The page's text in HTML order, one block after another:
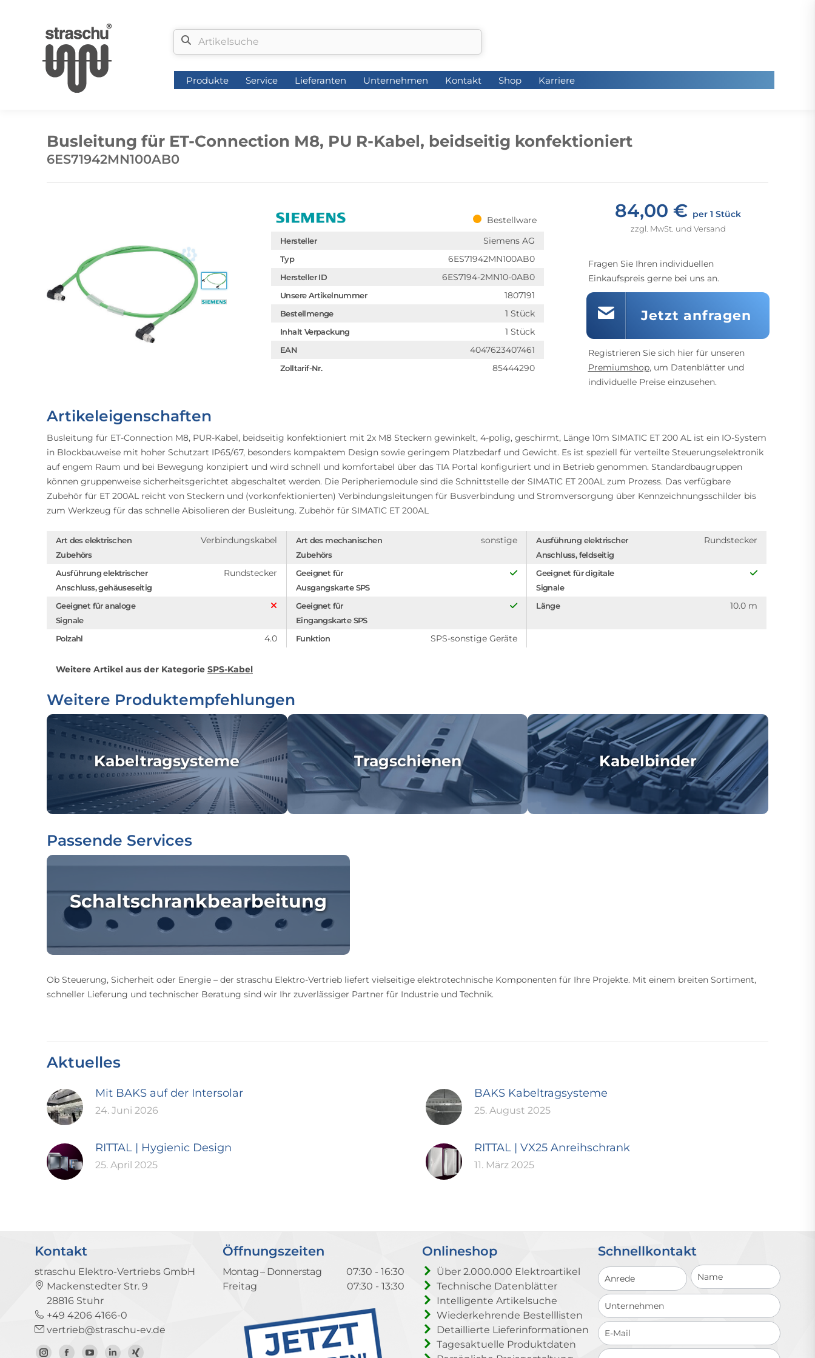
Produkte Service Lieferanten Unternehmen Kontakt Shop Karriere
Busleitung für ET-Connection M8, PU R-Kabel, beidseitig konfektioniert
6ES71942MN100AB0
Bestellware
Hersteller Siemens AG
Typ 6ES71942MN100AB0
Hersteller ID 6ES7194-2MN10-0AB0
Unsere Artikelnummer 1807191
Bestellmenge 1 Stück
Inhalt Verpackung 1 Stück
EAN 4047623407461
Zolltarif-Nr. 85444290
84,00 € per 1 Stück
zzgl. MwSt. und Versand
Fragen Sie Ihren individuellen
Einkaufspreis gerne bei uns an.
Jetzt anfragen
Registrieren Sie sich hier für unseren
Premiumshop, um Datenblätter und
individuelle Preise einzusehen.
Artikeleigenschaften
Busleitung für ET-Connection M8, PUR-Kabel, beidseitig konfektioniert mit 2x M8 Steckern gewinkelt, 4-polig, geschirmt, Länge 10m SIMATIC ET 200 AL ist ein IO-System
in Blockbauweise mit hoher Schutzart IP65/67, besonders kompaktem Design sowie geringem Platzbedarf und Gewicht. Es ist speziell für verteilte Steuerungselektronik
auf engem Raum und bei Bewegung konzipiert und wird schnell und komfortabel über das TIA Portal konfiguriert und in Betrieb genommen. Standardbaugruppen
können gruppenweise sicherheitsgerichtet abgeschaltet werden. Die Peripheriemodule sind die Schnittstelle der SIMATIC ET 200AL zum Prozess. Das verfügbare
Zubehör für ET 200AL reicht von Steckern und (vorkonfektionierten) Verbindungsleitungen für Busverbindung und Stromversorgung über Kennzeichnungsschilder bis
zum Werkzeug für das schnelle Abisolieren der Busleitung. Zubehör für SIMATIC ET 200AL
Art des elektrischen
Zubehörs
Verbindungskabel
Art des mechanischen
Zubehörs
sonstige
Ausführung elektrischer
Anschluss, feldseitig
Rundstecker
Ausführung elektrischer
Anschluss, gehäuseseitig
Rundstecker
Geeignet für
Ausgangskarte SPS
Geeignet für digitale
Signale
Geeignet für analoge
Signale
Geeignet für
Eingangskarte SPS
Länge 10.0 m
Polzahl 4.0 Funktion SPS-sonstige Geräte
Weitere Artikel aus der Kategorie SPS-Kabel
Weitere Produktempfehlungen
Kabeltragsysteme Tragschienen Kabelbinder
Passende Services
Schaltschrankbearbeitung
Ob Steuerung, Sicherheit oder Energie – der straschu Elektro-Vertrieb liefert vielseitige elektrotechnische Komponenten für Ihre Projekte. Mit einem breiten Sortiment,
schneller Lieferung und technischer Beratung sind wir Ihr zuverlässiger Partner für Industrie und Technik.
Aktuelles
Mit BAKS auf der Intersolar
24. Juni 2026
BAKS Kabeltragsysteme
25. August 2025
RITTAL | Hygienic Design
25. April 2025
RITTAL | VX25 Anreihschrank
11. März 2025
Kontakt
straschu Elektro-Vertriebs GmbH
Mackenstedter Str. 9
28816 Stuhr
+49 4206 4166-0
vertrieb@straschu-ev.de
Öffnungszeiten
Montag – Donnerstag
07:30 - 16:30
Freitag
07:30 - 13:30
Onlineshop
Über 2.000.000 Elektroartikel
Technische Datenblätter
Intelligente Artikelsuche
Wiederkehrende Bestelllisten
Detaillierte Lieferinformationen
Tagesaktuelle Produktdaten
Schnellkontakt
Schnellkontakt
Produkte Service Lieferanten Unternehmen Kontakt